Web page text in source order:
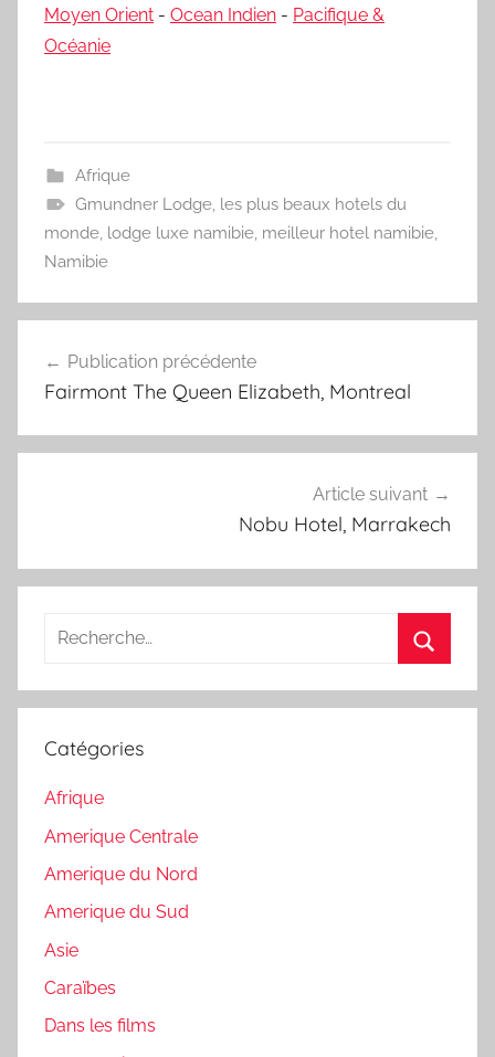
Moyen Orient - Ocean Indien - Pacifique &
Océanie
Afrique
Gmundner Lodge, les plus beaux hotels du
monde, lodge luxe namibie, meilleur hotel namibie,
Namibie
de
Publication précédente
Fairmont The Queen Elizabeth, Montreal
Article suivant
Nobu Hotel, Marrakech
Recherche
:
Catégories
Afrique
Amerique Centrale
Amerique du Nord
Amerique du Sud
Asie
Caraïbes
Dans les films